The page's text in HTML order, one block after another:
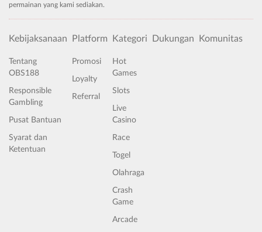
permainan yang kami sediakan.
Kebijaksanaan
Tentang
OBS188
Responsible
Gambling
Pusat Bantuan
Syarat dan
Ketentuan
Platform
Promosi
Loyalty
Referral
Kategori
Hot
Games
Slots
Live
Casino
Race
Togel
Olahraga
Crash
Game
Arcade
Dukungan Komunitas